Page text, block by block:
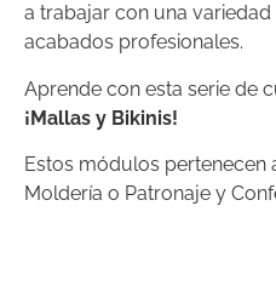
a trabajar con una
acabados profesionales.
Aprende con esta serie de
¡Mallas y Bikinis!
Estos módulos pertenecen
Moldería o Patronaje y